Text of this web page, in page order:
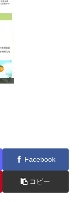
Facebook
コピー